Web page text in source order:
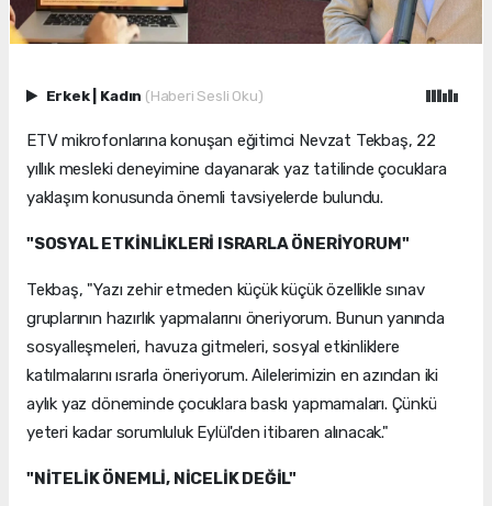
Erkek Kadın (Haberi Sesli Oku)
ETV mikrofonlarına konuşan eğitimci Nevzat Tekbaş, 22
yıllık mesleki deneyimine dayanarak yaz tatilinde çocuklara
yaklaşım konusunda önemli tavsiyelerde bulundu.
"SOSYAL ETKİNLİKLERİ ISRARLA ÖNERİYORUM"
Tekbaş, "Yazı zehir etmeden küçük küçük özellikle sınav
gruplarının hazırlık yapmalarını öneriyorum. Bunun yanında
sosyalleşmeleri, havuza gitmeleri, sosyal etkinliklere
katılmalarını ısrarla öneriyorum. Ailelerimizin en azından iki
aylık yaz döneminde çocuklara baskı yapmamaları. Çünkü
yeteri kadar sorumluluk Eylül'den itibaren alınacak."
"NİTELİK ÖNEMLİ, NİCELİK DEĞİL"